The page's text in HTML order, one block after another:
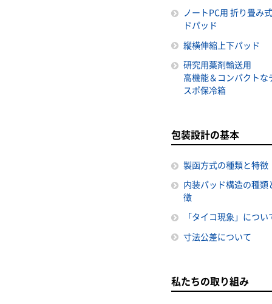
ノートPC用 折り畳み
ドパッド
縦横伸縮上下パッド
研究用薬剤輸送用
高機能＆コンパクトな
スポ保冷箱
包装設計の基本
製函方式の種類と特徴
内装パッド構造の種類
徴
「タイコ現象」につい
寸法公差について
私たちの取り組み